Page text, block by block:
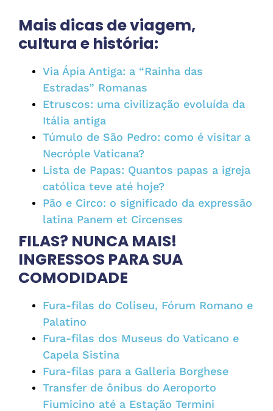
Mais dicas de viagem,
cultura e história:
Via Ápia Antiga: a “Rainha das
Estradas” Romanas
Etruscos: uma civilização evoluída da
Itália antiga
Túmulo de São Pedro: como é visitar a
Necróple Vaticana?
Lista de Papas: Quantos papas a igreja
católica teve até hoje?
Pão e Circo: o significado da expressão
latina Panem et Circenses
FILAS? NUNCA MAIS!
INGRESSOS PARA SUA
COMODIDADE
Fura-filas do Coliseu, Fórum Romano e
Palatino
Fura-filas dos Museus do Vaticano e
Capela Sistina
Fura-filas para a Galleria Borghese
Transfer de ônibus do Aeroporto
Fiumicino até a Estação Termini